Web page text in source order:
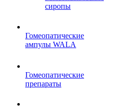
сиропы
Гомеопатические
ампулы WALA
Гомеопатические
препараты